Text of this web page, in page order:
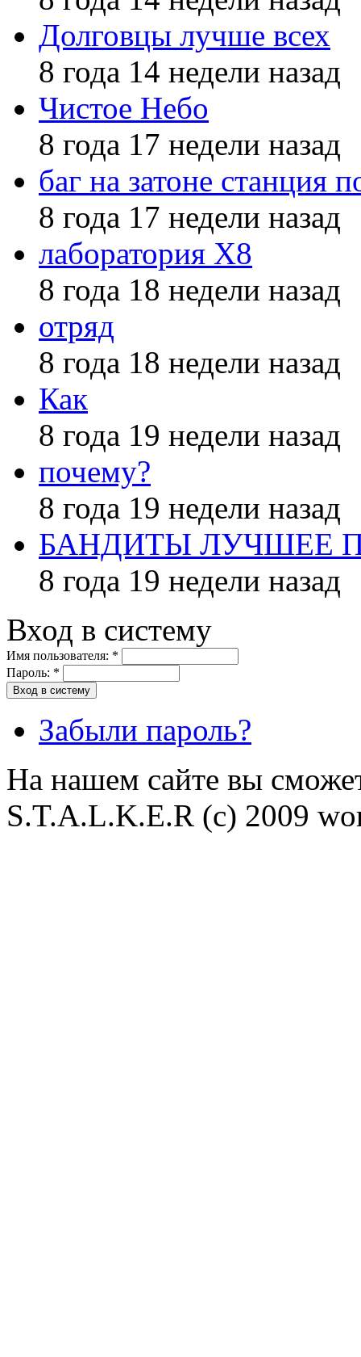
Долговцы лучше всех
8 года 14 недели назад
Чистое Небо
8 года 17 недели назад
баг на затоне станция
8 года 17 недели назад
лаборатория X8
8 года 18 недели назад
отряд
8 года 18 недели назад
Как
8 года 19 недели назад
почему?
8 года 19 недели назад
БАНДИТЫ ЛУЧШЕЕ
8 года 19 недели назад
Вход в систему
Имя пользователя: *
Пароль: *
Забыли пароль?
На нашем сайте вы
S.T.A.L.K.E.R (с) 2009